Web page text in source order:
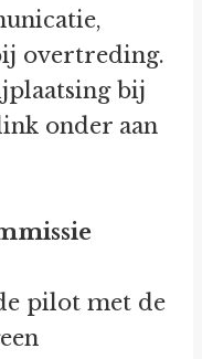
overtreding.
bij
onder aan
pilot met de